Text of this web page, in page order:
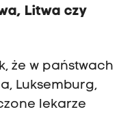
Litwa czy
że w państwach
Luksemburg,
lekarze